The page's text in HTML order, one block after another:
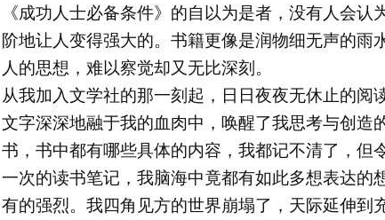
《成功人士必备条件》的自以为是者，没有人会认
阶地让人变得强大的。书籍更像是润物细无声的雨
人的思想，难以察觉却又无比深刻。
从我加入文学社的那一刻起，日日夜夜无休止的阅
文字深深地融于我的血肉中，唤醒了我思考与创造
书，书中都有哪些具体的内容，我都记不清了，但
一次的读书笔记，我脑海中竟都有如此多想表达的
有的强烈。我四角见方的世界崩塌了，天际延伸到